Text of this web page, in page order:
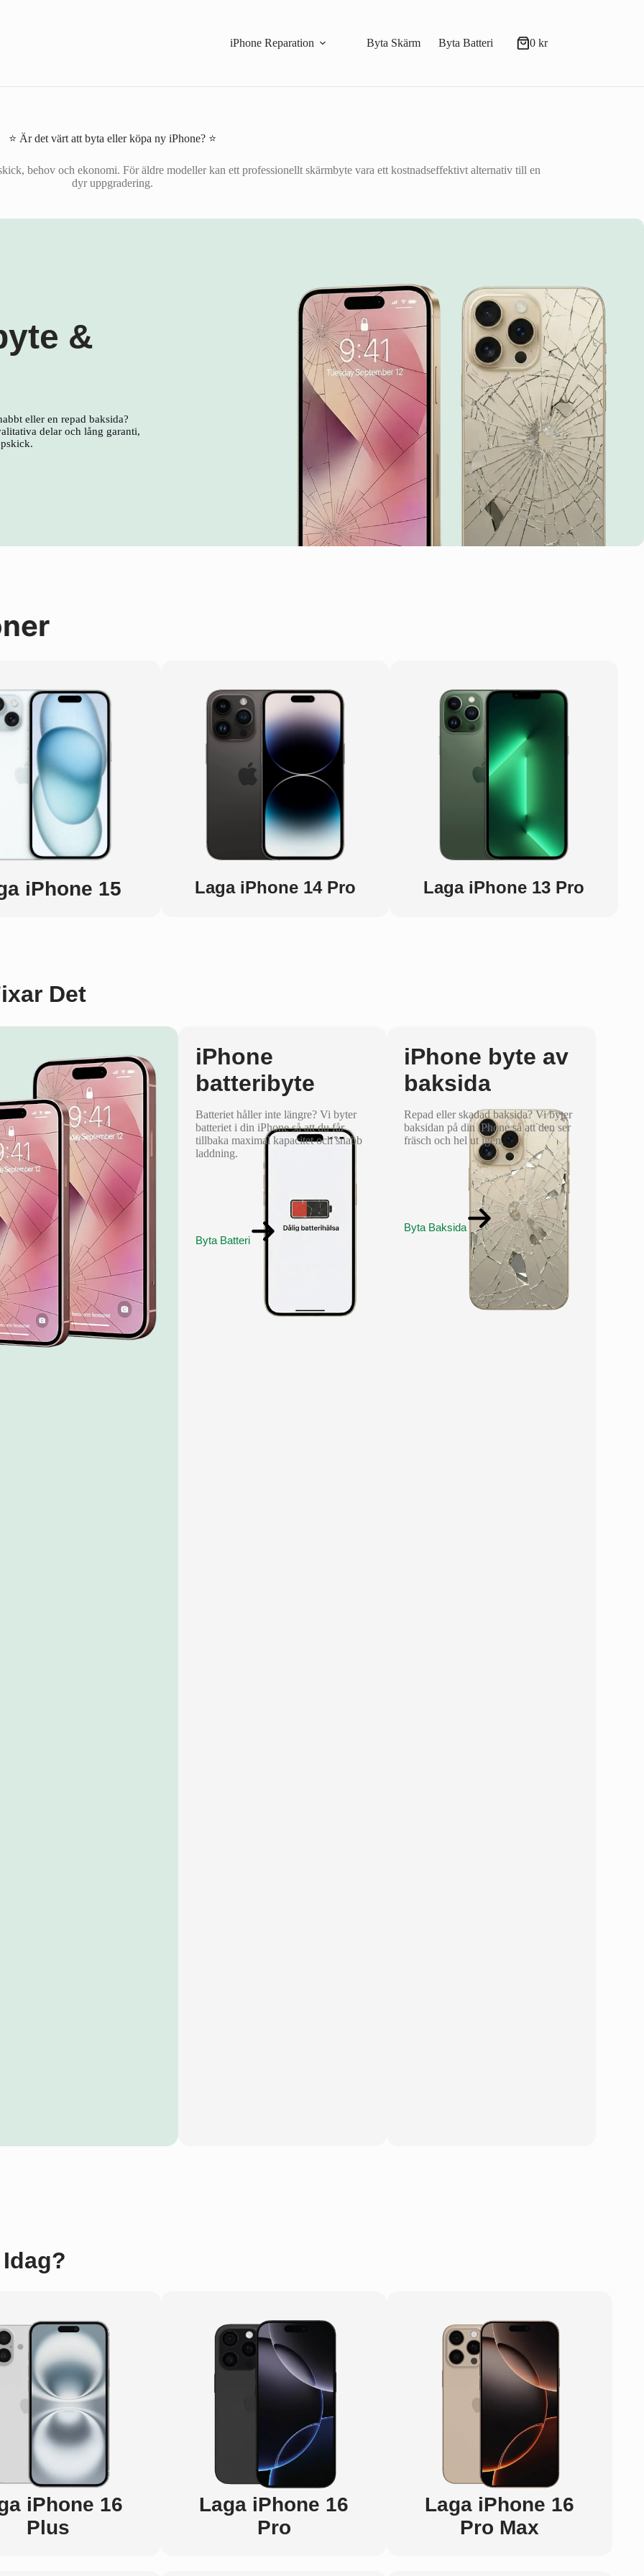
iPhone Reparation
Byta Skärm Byta Batteri Varukorg
0 kr
⭐ Är det värt att byta eller köpa ny iPhone? ⭐
behov och ekonomi. För äldre modeller kan ett professionellt skärmbyte vara ett kostnadseffektivt alternativ till en
dyr uppgradering.
&
eller en repad baksida?
delar och lång garanti,
iPhone 15 Laga iPhone 14 Pro Laga iPhone 13 Pro
Det
iPhone
batteribyte
Batteriet håller inte längre? Vi byter
batteriet i din iPhone så att du får
tillbaka maximal kapacitet och snabb
laddning.
Byta Batteri
iPhone byte av
baksida
Repad eller skadad baksida? Vi byter
baksidan på din iPhone så att den ser
fräsch och hel ut igen.
Byta Baksida
iPhone 16
Plus
Laga iPhone 16
Pro
Laga iPhone 16
Pro Max